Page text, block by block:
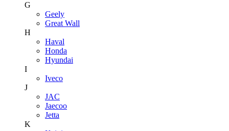
G
Geely
Great Wall
H
Haval
Honda
Hyundai
I
Iveco
J
JAC
Jaecoo
Jetta
K